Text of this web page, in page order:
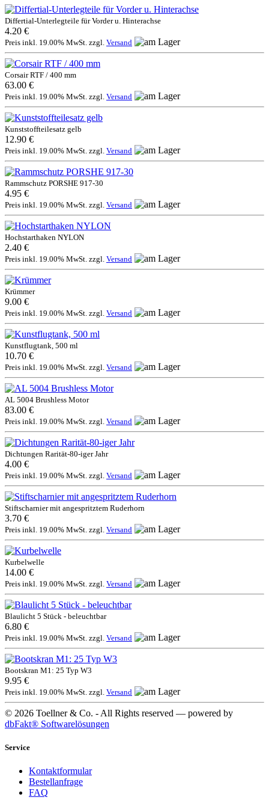
Differtial-Unterlegteile für Vorder u. Hinterachse
4.20 €
Preis inkl. 19.00% MwSt. zzgl. Versand
Corsair RTF / 400 mm
63.00 €
Preis inkl. 19.00% MwSt. zzgl. Versand
Kunststoffteilesatz gelb
12.90 €
Preis inkl. 19.00% MwSt. zzgl. Versand
Rammschutz PORSHE 917-30
4.95 €
Preis inkl. 19.00% MwSt. zzgl. Versand
Hochstarthaken NYLON
2.40 €
Preis inkl. 19.00% MwSt. zzgl. Versand
Krümmer
9.00 €
Preis inkl. 19.00% MwSt. zzgl. Versand
Kunstflugtank, 500 ml
10.70 €
Preis inkl. 19.00% MwSt. zzgl. Versand
AL 5004 Brushless Motor
83.00 €
Preis inkl. 19.00% MwSt. zzgl. Versand
Dichtungen Rarität-80-iger Jahr
4.00 €
Preis inkl. 19.00% MwSt. zzgl. Versand
Stiftscharnier mit angespritztem Ruderhorn
3.70 €
Preis inkl. 19.00% MwSt. zzgl. Versand
Kurbelwelle
14.00 €
Preis inkl. 19.00% MwSt. zzgl. Versand
Blaulicht 5 Stück - beleuchtbar
6.80 €
Preis inkl. 19.00% MwSt. zzgl. Versand
Bootskran M1: 25 Typ W3
9.95 €
Preis inkl. 19.00% MwSt. zzgl. Versand
© 2026 Toellner & Co. - All Rights reserved — powered by
dbFakt® Softwarelösungen
Service
Kontaktformular
Bestellanfrage
FAQ